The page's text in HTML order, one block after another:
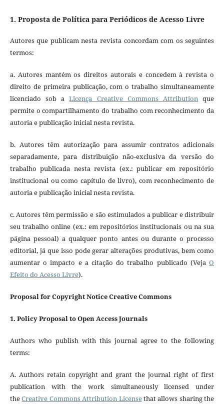
1. Proposta de Política para Periódicos de Acesso Livre
Autores que publicam nesta revista concordam com os seguintes
termos:
a. Autores mantém os direitos autorais e concedem à revista o
direito de primeira publicação, com o trabalho simultaneamente
licenciado sob aLicença Creative Commons Attributionque
permite o compartilhamento do trabalho com reconhecimento da
autoria e publicação inicial nesta revista.
b. Autores têm autorização para assumir contratos adicionais
separadamente, para distribuição não-exclusiva da versão do
trabalho publicada nesta revista (ex.: publicar em repositório
institucional ou como capítulo de livro), com reconhecimento de
autoria e publicação inicial nesta revista.
c. Autores têm permissão e são estimulados a publicar e distribuir
seu trabalho online (ex.: em repositórios institucionais ou na sua
página pessoal) a qualquer ponto antes ou durante o processo
editorial, já que isso pode gerar alterações produtivas, bem como
aumentar o impacto e a citação do trabalho publicado (VejaO
Efeito do Acesso Livre).
Proposal for Copyright Notice Creative Commons
1. Policy Proposal to Open Access Journals
Authors who publish with this journal agree to the following
terms:
A. Authors retain copyright and grant the journal right of first
publication with the work simultaneously licensed under
theCreative Commons Attribution Licensethat allows sharing the